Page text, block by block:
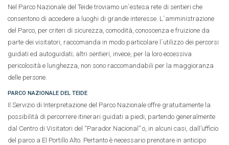
Nel Parco Nazionale del Teide troviamo un´estesa rete di sentieri che
consentono di accedere a luoghi di grande interesse. L´amministrazione
del Parco, per criteri di sicurezza, comodità, conoscenza e fruizione da
parte dei visitatori, raccomanda in modo particolare l´utilizzo dei percorsi
guidati ed autoguidati; altri sentieri, invece, per la loro eccessiva
pericolosità e lunghezza, non sono raccomandabili per la maggioranza
delle persone.
PARCO NAZIONALE DEL TEIDE
Il Servizio di Interpretazione del Parco Nazionale offre gratuitamente la
possibilità di percorrere itinerari guidati a piedi, partendo generalmente
dal Centro di Visitatori del “Parador Nacional” o, in alcuni casi, dall’ufficio
del parco a El Portillo Alto. Pertanto è necessario prenotare in anticipo